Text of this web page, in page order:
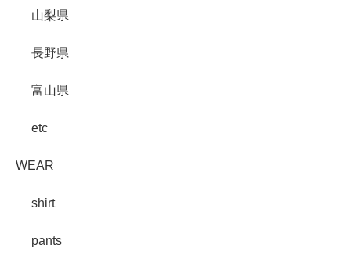
山梨県
長野県
富山県
etc
WEAR
shirt
pants